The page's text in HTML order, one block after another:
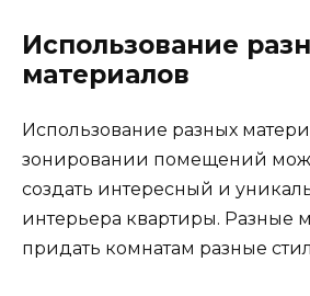
Использование
материалов
Использование разных
зонировании помещений
создать интересный и
интерьера квартиры. Разные
придать комнатам разные